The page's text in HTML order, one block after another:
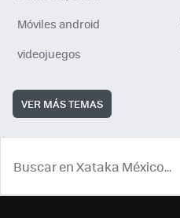
Móviles android
videojuegos
VER MÁS TEMAS